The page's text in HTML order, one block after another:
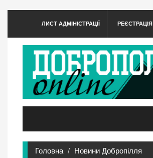
ЛИСТ АДМІНІСТРАЦІЇ РЕЄСТРАЦІЯ
Головна Новини Добропілля